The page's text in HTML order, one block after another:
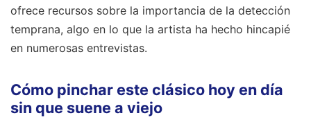
ofrece recursos sobre la importancia de la detección
temprana, algo en lo que la artista ha hecho hincapié
en numerosas entrevistas.
Cómo pinchar este clásico hoy en día
sin que suene a viejo